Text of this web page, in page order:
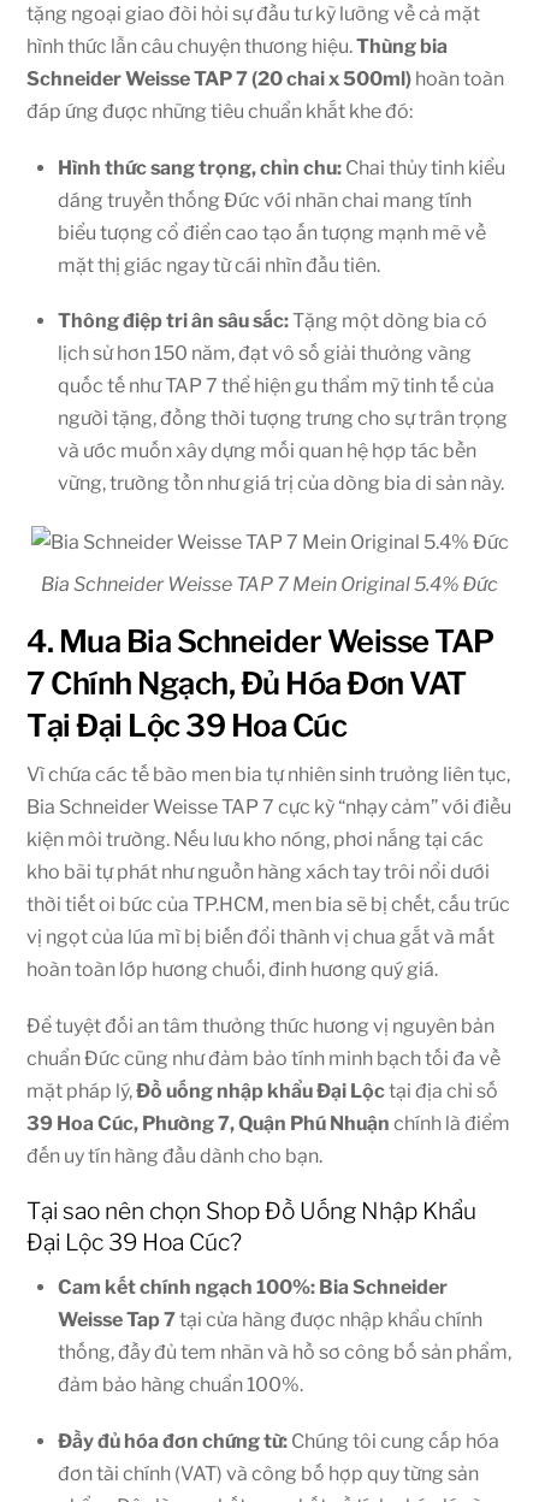
tặng ngoại giao đòi hỏi sự đầu tư kỹ lưỡng về cả mặt
hình thức lẫn câu chuyện thương hiệu.Thùng bia
Schneider Weisse TAP 7 (20 chai x 500ml) hoàn toàn
đáp ứng được những tiêu chuẩn khắt khe đó:
Hình thức sang trọng, chỉn chu: Chai thủy tinh kiểu
dáng truyền thống Đức với nhãn chai mang tính
biểu tượng cổ điển cao tạo ấn tượng mạnh mẽ về
mặt thị giác ngay từ cái nhìn đầu tiên.
Thông điệp tri ân sâu sắc:Tặng một dòng bia có
lịch sử hơn 150 năm, đạt vô số giải thưởng vàng
quốc tế như TAP 7 thể hiện gu thẩm mỹ tinh tế của
người tặng, đồng thời tượng trưng cho sự trân trọng
và ước muốn xây dựng mối quan hệ hợp tác bền
vững, trường tồn như giá trị của dòng bia di sản này.
Bia Schneider Weisse TAP 7 Mein Original 5.4% Đức
4. Mua Bia Schneider Weisse TAP
7 Chính Ngạch, Đủ Hóa Đơn VAT
Tại Đại Lộc 39 Hoa Cúc
Vì chứa các tế bào men bia tự nhiên sinh trưởng liên tục,
Bia Schneider Weisse TAP 7 cực kỳ “nhạy cảm” với điều
kiện môi trường. Nếu lưu kho nóng, phơi nắng tại các
kho bãi tự phát như nguồn hàng xách tay trôi nổi dưới
thời tiết oi bức của TP.HCM, men bia sẽ bị chết, cấu trúc
vị ngọt của lúa mì bị biến đổi thành vị chua gắt và mất
hoàn toàn lớp hương chuối, đinh hương quý giá.
Để tuyệt đối an tâm thưởng thức hương vị nguyên bản
chuẩn Đức cũng như đảm bảo tính minh bạch tối đa về
mặt pháp lý,Đồ uống nhập khẩu Đại Lộctại địa chỉ số
39 Hoa Cúc, Phường 7, Quận Phú Nhuận chính là điểm
đến uy tín hàng đầu dành cho bạn.
Tại sao nên chọn Shop Đồ Uống Nhập Khẩu
Đại Lộc 39 Hoa Cúc?
Cam kết chính ngạch 100%: Bia Schneider
Weisse Tap 7tại cửa hàng được nhập khẩu chính
thống, đầy đủ tem nhãn và hồ sơ công bố sản phẩm,
đảm bảo hàng chuẩn 100%.
Đầy đủ hóa đơn chứng từ: Chúng tôi cung cấp hóa
đơn tài chính (VAT) và công bố hợp quy từng sản